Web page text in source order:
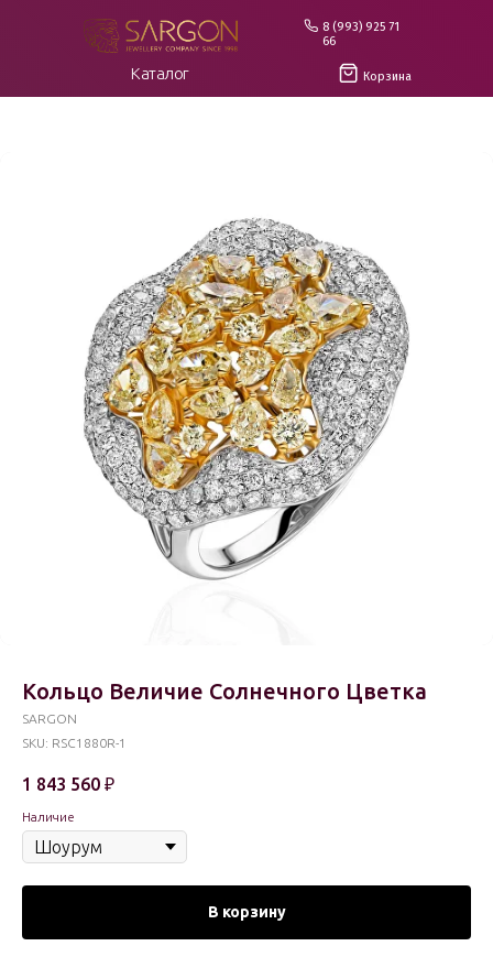
8 (993) 925 71
66
Корзина
Каталог
Кольцо Величие Солнечного Цветка
SARGON
SKU: RSC1880R-1
1 843 560 ₽
Наличие
В корзину